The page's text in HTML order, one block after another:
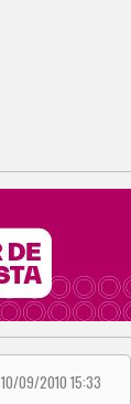
10/09/2010 15:33